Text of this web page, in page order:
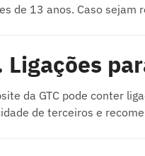
de 13 anos. Caso sejam
Ligações
da GTC pode conter
de terceiros e